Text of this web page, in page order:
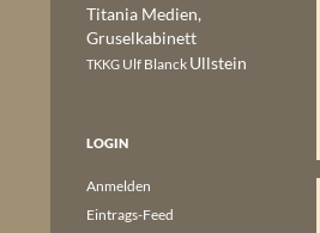
Titania Medien,
Gruselkabinett
TKKG Ulf Blanck Ullstein
LOGIN
Anmelden
Eintrags-Feed